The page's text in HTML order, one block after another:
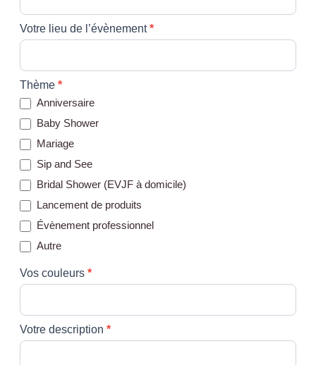
Votre lieu de l’évènement*
Thème *
Anniversaire
Baby Shower
Mariage
Sip and See
Bridal Shower (EVJF à domicile)
Lancement de produits
Évènement professionnel
Autre
Vos couleurs *
Votre description *